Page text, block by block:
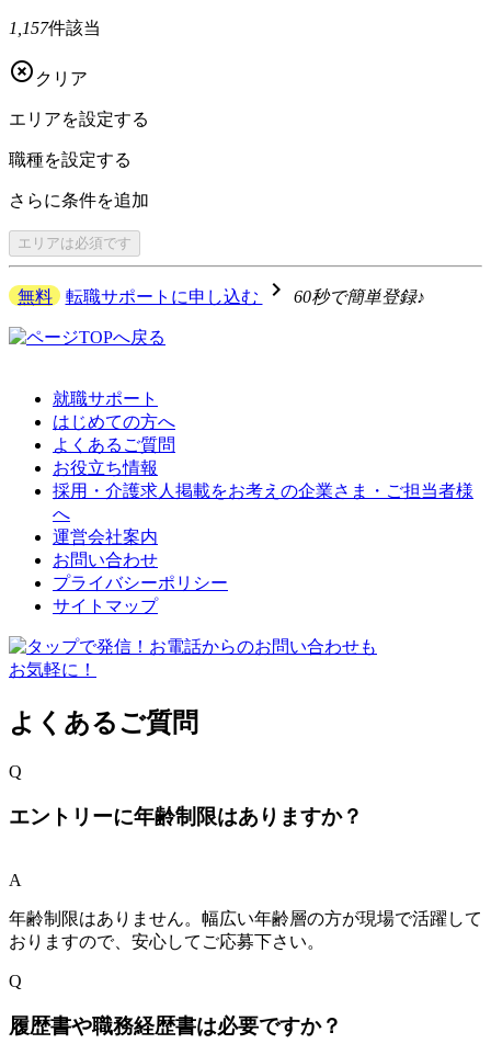
1,157件該当
 クリア
エリアを設定する
職種を設定する
さらに条件を追加
エリアは必須です
無料 転職サポートに申し込む navigate_next 60秒で簡単登録♪
就職サポート
はじめての方へ
よくあるご質問
お役立ち情報
採用・介護求人掲載をお考えの企業さま・ご担当者様
へ
運営会社案内
お問い合わせ
プライバシーポリシー
サイトマップ
よくあるご質問
Q
エントリーに年齢制限はありますか？
A
年齢制限はありません。幅広い年齢層の方が現場で活躍して
おりますので、安心してご応募下さい。
Q
履歴書や職務経歴書は必要ですか？